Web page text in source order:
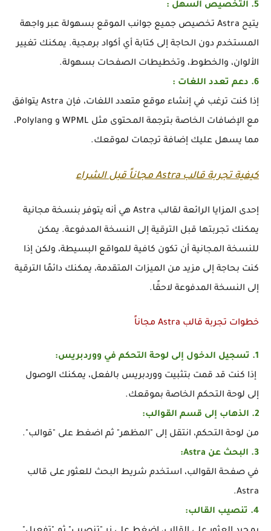
5. التخصيص السهل :
يتيح Astra تخصيص جميع جوانب الموقع بسهولة عبر واجهة
المستخدم دون الحاجة إلى كتابة أي أكواد برمجية. يمكنك تغيير
الألوان، والخطوط، وتخطيطات الصفحات بسهولة.
6. دعم تعدد اللغات :
إذا كنت ترغب في إنشاء موقع متعدد اللغات، فإن Astra يتوافق
مع الإضافات الخاصة بترجمة المحتوى مثل WPML و Polylang،
مما يسهل عليك إضافة ترجمات لموقعك.
كيفية تجربة قالب Astra مجاناً قبل الشراء
إحدى المزايا الرائعة لقالب Astra هي أنه يتوفر بنسخة مجانية
يمكنك تجربتها قبل الترقية إلى النسخة المدفوعة. يمكن
للنسخة المجانية أن تكون كافية للمواقع البسيطة، ولكن إذا
كنت بحاجة إلى مزيد من الميزات المتقدمة، يمكنك دائمًا الترقية
إلى النسخة المدفوعة لاحقًا.
خطوات تجربة قالب Astra مجاناً
1. تسجيل الدخول إلى لوحة التحكم في ووردبريس:
إذا كنت قد قمت بتثبيت ووردبريس بالفعل، يمكنك الوصول
إلى لوحة التحكم الخاصة بموقعك.
2. الذهاب إلى قسم القوالب:
من لوحة التحكم، انتقل إلى "المظهر" ثم اضغط على "قوالب".
3. البحث عن Astra:
في صفحة القوالب، استخدم شريط البحث للعثور على قالب
Astra.
4. تنصيب القالب: